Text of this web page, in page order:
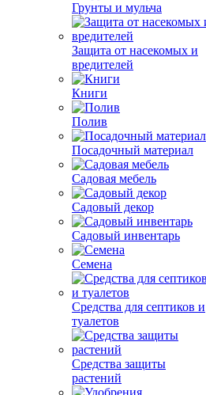
Грунты и мульча
Защита от насекомых и
вредителей
Книги
Полив
Посадочный материал
Садовая мебель
Садовый декор
Садовый инвентарь
Семена
Средства для септиков и
туалетов
Средства защиты
растений